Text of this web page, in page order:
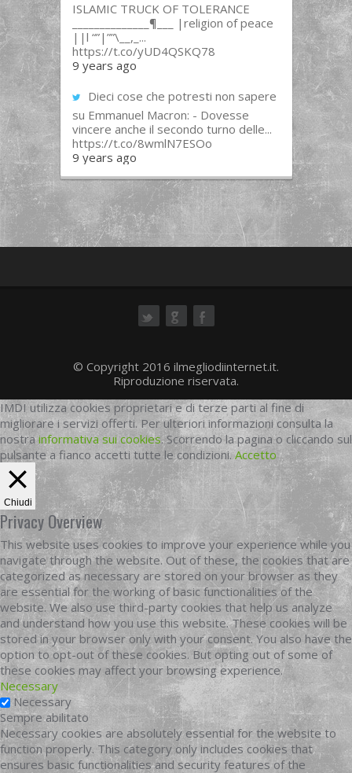
ISLAMIC TRUCK OF TOLERANCE
______________¶___ |religion of peace
||l “”|””\__,_...
https://t.co/yUD4QSKQ78
9 years ago
Dieci cose che potresti non sapere
su Emmanuel Macron: - Dovesse
vincere anche il secondo turno delle...
https://t.co/8wmlN7ESOo
9 years ago
© Copyright 2016 ilmegliodiinternet.it.
Riproduzione riservata.
IMDI utilizza cookies proprietari e di terze parti al fine di
migliorare i servizi offerti. Per ulteriori informazioni consulta la
nostrainformativa sui cookies. Scorrendo la pagina o cliccando sul
pulsante a fianco accetti tutte le condizioni.Accetto
Chiudi
Privacy Overview
This website uses cookies to improve your experience while you
navigate through the website. Out of these, the cookies that are
categorized as necessary are stored on your browser as they
are essential for the working of basic functionalities of the
website. We also use third-party cookies that help us analyze
and understand how you use this website. These cookies will be
stored in your browser only with your consent. You also have the
option to opt-out of these cookies. But opting out of some of
these cookies may affect your browsing experience.
Necessary
Necessary
Sempre abilitato
Necessary cookies are absolutely essential for the website to
function properly. This category only includes cookies that
ensures basic functionalities and security features of the